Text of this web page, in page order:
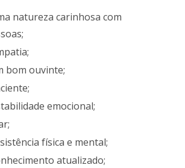
natureza carinhosa com
bom ouvinte;
emocional;
física e mental;
atualizado;